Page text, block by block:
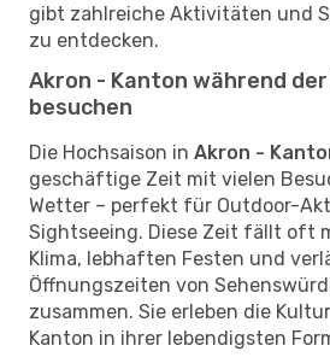
gibt zahlreiche Aktivitäten und
zu entdecken.
Akron - Kanton während
besuchen
Die Hochsaison in Akron -
geschäftige Zeit mit vielen
Wetter – perfekt für Outdoor-
Sightseeing. Diese Zeit fällt oft
Klima, lebhaften Festen und
Öffnungszeiten von
zusammen. Sie erleben die
Kanton in ihrer lebendigsten